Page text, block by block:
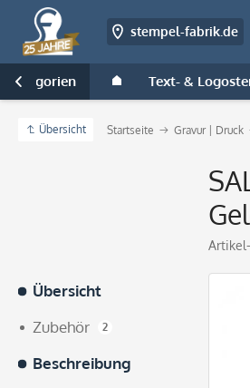
stempel-fabrik.de
Kategorien Text- &

Übersicht Startseite Gravur | Druck
Übersicht
Zubehör
2
Beschreibung